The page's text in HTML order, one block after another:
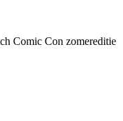
Comic Con zomereditie